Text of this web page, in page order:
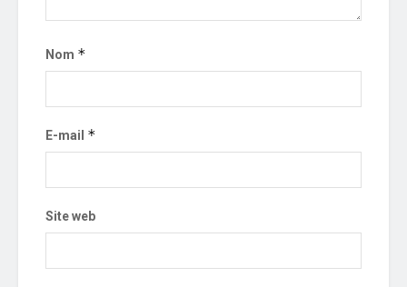
Nom *
E-mail *
Site web